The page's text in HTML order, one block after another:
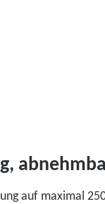
auf maximal